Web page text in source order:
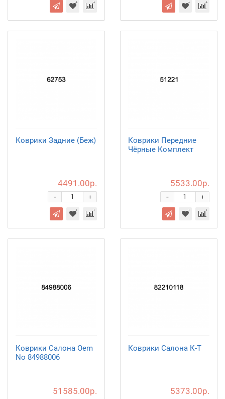
Коврики Задние (Беж)
4491.00р.
+
-
Коврики Передние
Чёрные Комплект
5533.00р.
+
-
Коврики Салона Oem
No 84988006
51585.00р.
Коврики Салона К-Т
5373.00р.